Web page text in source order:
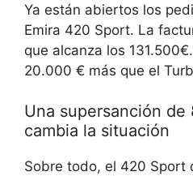
Ya están abiertos los
Emira 420 Sport. La
que alcanza los
20.000 € más que el
Una supersanción
cambia la situación
Sobre todo, el 420 Sport